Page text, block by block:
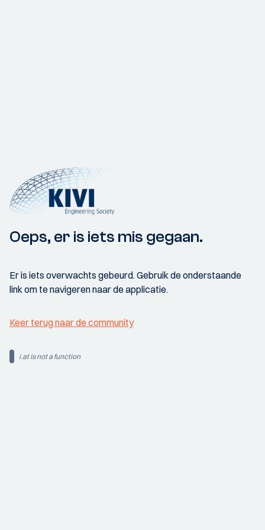
Oeps, er is iets mis gegaan.
Er is iets overwachts gebeurd. Gebruik de onderstaande
link om te navigeren naar de applicatie.
Keer terug naar de community
i.at is not a function